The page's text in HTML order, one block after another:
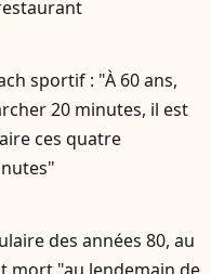
sportif : "À 60 ans,
20 minutes, il est
ces quatre
des années 80, au